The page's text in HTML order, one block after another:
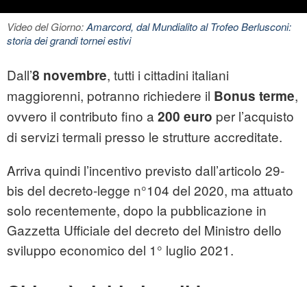
Video del Giorno:Amarcord, dal Mundialito al Trofeo Berlusconi:
storia dei grandi tornei estivi
Dall’8 novembre, tutti i cittadini italiani
maggiorenni, potranno richiedere il Bonus terme,
ovvero il contributo fino a 200 euro per l’acquisto
di servizi termali presso le strutture accreditate.
Arriva quindi l’incentivo previsto dall’articolo 29-
bis del decreto-legge n°104 del 2020, ma attuato
solo recentemente, dopo la pubblicazione in
Gazzetta Ufficiale del decreto del Ministro dello
sviluppo economico del 1° luglio 2021.